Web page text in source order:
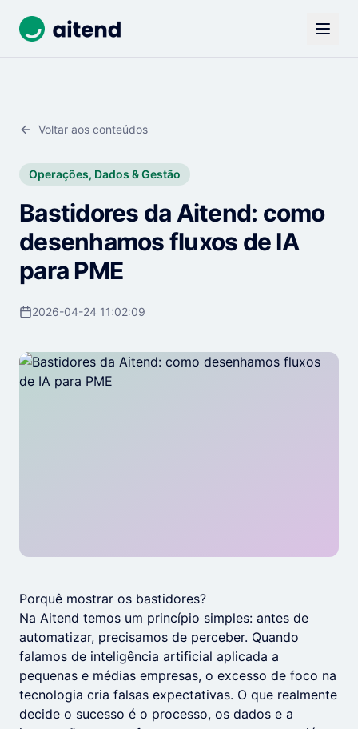
Voltar aos conteúdos
Operações, Dados & Gestão
Bastidores da Aitend: como
desenhamos fluxos de IA
para PME
2026-04-24 11:02:09
Porquê mostrar os bastidores?
Na Aitend temos um princípio simples: antes de
automatizar, precisamos de perceber. Quando
falamos de inteligência artificial aplicada a
pequenas e médias empresas, o excesso de foco na
tecnologia cria falsas expectativas. O que realmente
decide o sucesso é o processo, os dados e a